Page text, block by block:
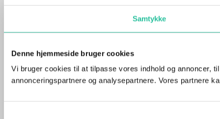
Samtykke
Denne hjemmeside bruger cookies
Vi bruger cookies til at tilpasse vores indhold og annoncer,
annonceringspartnere og analysepartnere. Vores partnere